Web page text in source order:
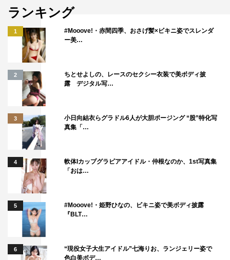
ランキング
1
#Mooove!・赤間四季、おさげ髪×ビキニ姿でスレンダ
ー美…
2
ちとせよしの、レースのセクシー衣装で美ボディ披
露 デジタル写…
3
小日向結衣らグラドル6人が大胆ポージング “股”特化写
真集「…
4
軟体Iカップグラビアアイドル・仲根なのか、1st写真集
「おは…
5
#Mooove!・姫野ひなの、ビキニ姿で美ボディ披露
『BLT…
6
“現役女子大生アイドル”七海りお、ランジェリー姿で
色白美ボデ…